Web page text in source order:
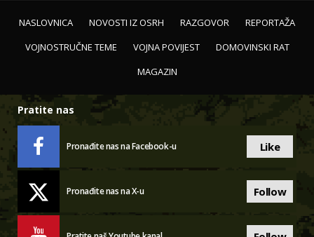
NASLOVNICA NOVOSTI IZ OSRH RAZGOVOR
REPORTAŽA
VOJNOSTRUČNE TEME
VOJNA POVIJEST
DOMOVINSKI RAT
MAGAZIN
Pratite nas
Pronađite nas na Facebook-u Like
Pronađite nas na X-u Follow